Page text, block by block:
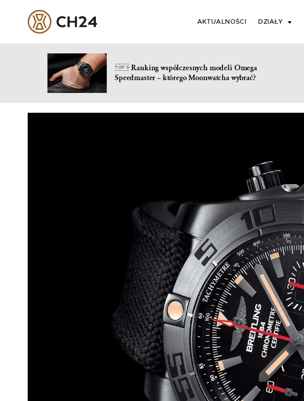
AKTUALNOŚCI DZIAŁY
TOP 5Ranking współczesnych modeli Omega
Speedmaster – którego Moonwatcha wybrać?